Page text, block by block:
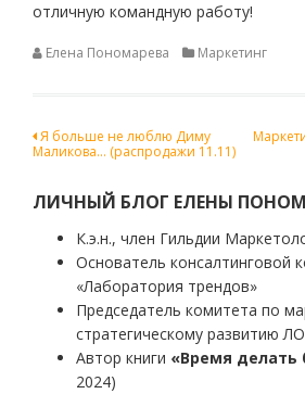
отличную командную работу!
Елена Пономарева Маркетинг
Навигация
записям
Я больше не люблю Диму
Маликова… (распродажи 11.11)
ЛИЧНЫЙ БЛОГ ЕЛЕНЫ
К.э.н., член Гильдии
Основатель консалтинговой
«Лаборатория трендов»
Председатель комитета по
стратегическому развитию
Автор книги «Время делать
2024)